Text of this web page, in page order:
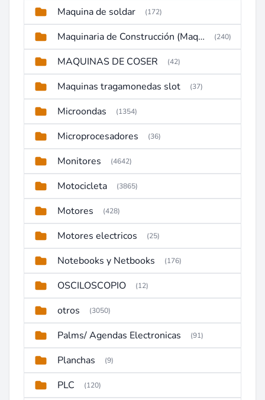
Maquina de soldar (172)
Maquinaria de Construcción (Maquinaria Pesada) (240)
MAQUINAS DE COSER (42)
Maquinas tragamonedas slot (37)
Microondas (1354)
Microprocesadores (36)
Monitores (4642)
Motocicleta (3865)
Motores (428)
Motores electricos (25)
Notebooks y Netbooks (176)
OSCILOSCOPIO (12)
otros (3050)
Palms/ Agendas Electronicas (91)
Planchas (9)
PLC (120)